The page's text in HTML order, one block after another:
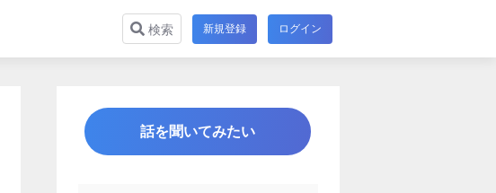
検索 新規登録 ログイン
話を聞いてみたい